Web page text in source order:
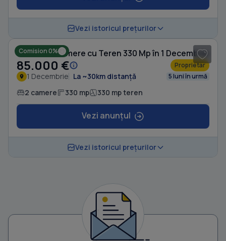
Vezi istoricul prețurilor
Comision 0%
Casă cu 2 camere cu Teren 330 Mp în 1 Decembrie
85.000 € Proprietar
1 Decembrie La ~30km distanță 5 luni în urmă
2 camere 330 mp 330 mp teren
Vezi anunțul
Vezi istoricul prețurilor